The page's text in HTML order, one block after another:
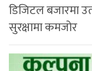
डिजिटल बजारमा
सुरक्षामा कमजोर